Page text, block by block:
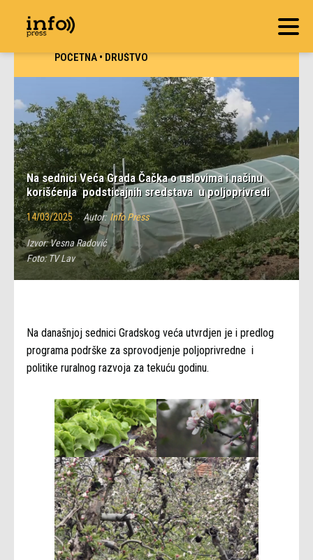
POČETNA•DRUŠTVO
Na sednici Veća Grada Čačka o uslovima i načinu
korišćenja podsticajnih sredstava u poljoprivredi
14/03/2025 Autor: Info Press
Izvor:Vesna Radović
Foto:TV Lav
Na današnjoj sednici Gradskog veća utvrdjen je i predlog
programa podrške za sprovodjenje poljoprivredne i
politike ruralnog razvoja za tekuću godinu.